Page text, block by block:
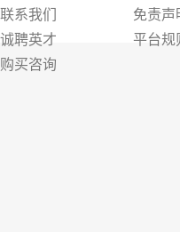
联系我们
诚聘英才
购买咨询
免责声
平台规